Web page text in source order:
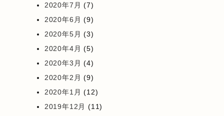
2020年7月 (7)
2020年6月 (9)
2020年5月 (3)
2020年4月 (5)
2020年3月 (4)
2020年2月 (9)
2020年1月 (12)
2019年12月 (11)